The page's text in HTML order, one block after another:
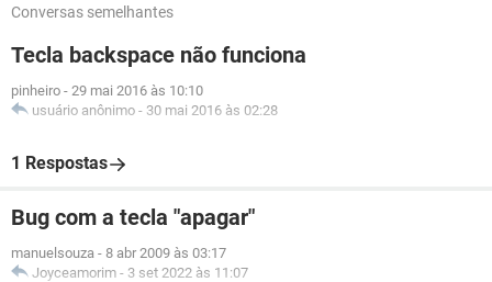
Conversas semelhantes
Tecla backspace não funciona
pinheiro - 29 mai 2016 às 10:10
usuário anônimo - 30 mai 2016 às 02:28
1 Respostas
Bug com a tecla "apagar"
manuelsouza - 8 abr 2009 às 03:17
Joyceamorim - 3 set 2022 às 11:07